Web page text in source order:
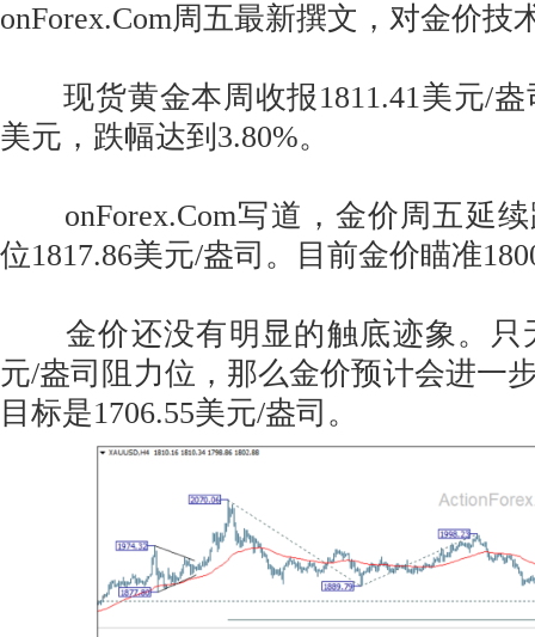
onForex.Com周五最新撰文，对金价技
现货黄金本周收报1811.41美元/盎
美元，跌幅达到3.80%。
onForex.Com写道，金价周五延续
位1817.86美元/盎司。目前金价瞄准
金价还没有明显的触底迹象。只
元/盎司阻力位，那么金价预计会进一
目标是1706.55美元/盎司。